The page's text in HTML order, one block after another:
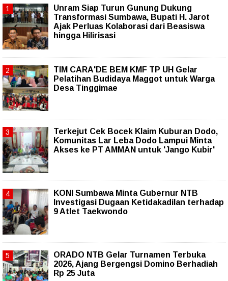
Unram Siap Turun Gunung Dukung
Transformasi Sumbawa, Bupati H. Jarot
Ajak Perluas Kolaborasi dari Beasiswa
hingga Hilirisasi
TIM CARA'DE BEM KMF TP UH Gelar
Pelatihan Budidaya Maggot untuk Warga
Desa Tinggimae
Terkejut Cek Bocek Klaim Kuburan Dodo,
Komunitas Lar Leba Dodo Lampui Minta
Akses ke PT AMMAN untuk 'Jango Kubir'
KONI Sumbawa Minta Gubernur NTB
Investigasi Dugaan Ketidakadilan terhadap
9 Atlet Taekwondo
ORADO NTB Gelar Turnamen Terbuka
2026, Ajang Bergengsi Domino Berhadiah
Rp 25 Juta